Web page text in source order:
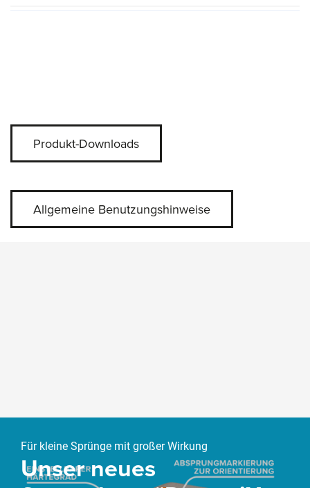
Produkt-Downloads
Allgemeine Benutzungshinweise
Für kleine Sprünge mit großer Wirkung
Unser neues